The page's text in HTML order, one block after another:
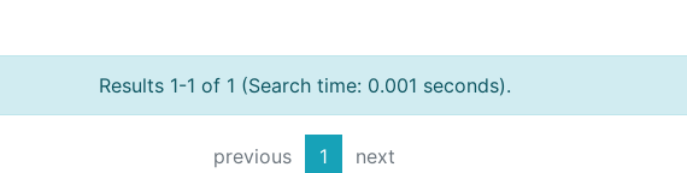
Results 1-1 of 1 (Search time: 0.001 seconds).
previous 1 next